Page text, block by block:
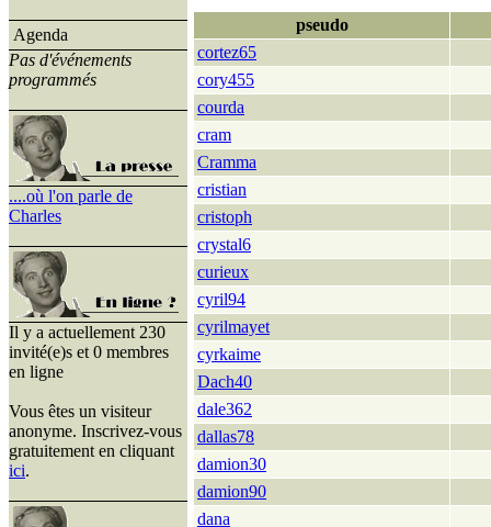
Agenda
Pas d'événements
programmés
....où l'on parle de
Charles
Il y a actuellement 230
invité(e)s et 0 membres
en ligne
Vous êtes un visiteur
anonyme. Inscrivez-vous
gratuitement en cliquant
ici.
pseudo
cortez65
cory455
courda
cram
Cramma
cristian
cristoph
crystal6
curieux
cyril94
cyrilmayet
cyrkaime
Dach40
dale362
dallas78
damion30
damion90
dana